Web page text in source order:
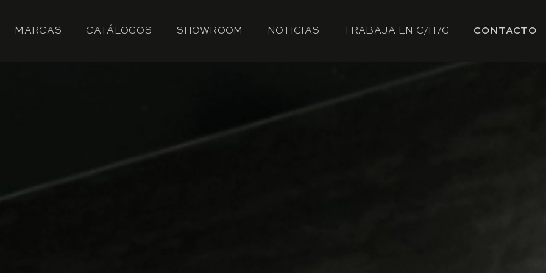
MARCAS CATÁLOGOS SHOWROOM NOTICIAS TRABAJA EN C/H/G CONTACTO